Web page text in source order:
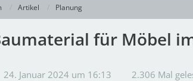
Artikel Planung
für Möbel
24. Januar 2024 um 16:13 2.306 Mal